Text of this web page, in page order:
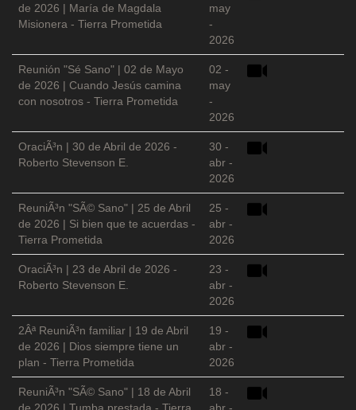
de 2026 | María de Magdala
Misionera - Tierra Prometida
may
-
2026
Reunión "Sé Sano" | 02 de Mayo
de 2026 | Cuando Jesús camina
con nosotros - Tierra Prometida
02 -
may
-
2026
OraciÃ³n | 30 de Abril de 2026 -
Roberto Stevenson E.
30 -
abr -
2026
ReuniÃ³n "SÃ© Sano" | 25 de Abril
de 2026 | Si bien que te acuerdas -
Tierra Prometida
25 -
abr -
2026
OraciÃ³n | 23 de Abril de 2026 -
Roberto Stevenson E.
23 -
abr -
2026
2Âª ReuniÃ³n familiar | 19 de Abril
de 2026 | Dios siempre tiene un
plan - Tierra Prometida
19 -
abr -
2026
ReuniÃ³n "SÃ© Sano" | 18 de Abril
18 -